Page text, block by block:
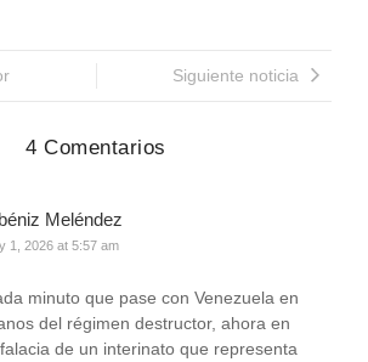
Siguiente noticia
4 Comentarios
Meléndez
1, 2026 at 5:57 am
minuto que pase con Venezuela en
del régimen destructor, ahora en
de un interinato que representa